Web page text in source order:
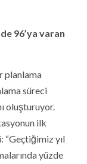
96’ya varan
planlama
süreci
oluşturuyor.
ilk
“Geçtiğimiz yıl
yüzde